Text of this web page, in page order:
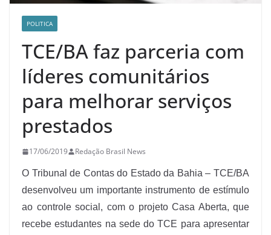
POLITICA
TCE/BA faz parceria com
líderes comunitários
para melhorar serviços
prestados
17/06/2019 Redação Brasil News
O Tribunal de Contas do Estado da Bahia – TCE/BA
desenvolveu um importante instrumento de estímulo
ao controle social, com o projeto Casa Aberta, que
recebe estudantes na sede do TCE para apresentar